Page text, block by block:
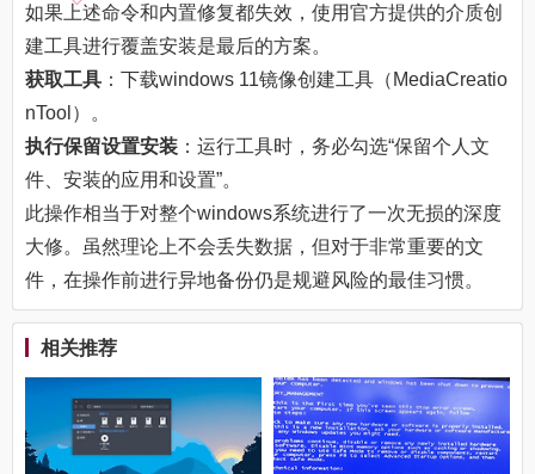
如果上述命令和内置修复都失效，使用官方提供的介质创
建工具进行覆盖安装是最后的方案。
获取工具 ：下载windows 11镜像创建工具（MediaCreatio
nTool）。
执行保留设置安装 ：运行工具时，务必勾选“保留个人文
件、安装的应用和设置”。
此操作相当于对整个windows系统进行了一次无损的深度
大修。虽然理论上不会丢失数据，但对于非常重要的文
件，在操作前进行异地备份仍是规避风险的最佳习惯。
相关推荐